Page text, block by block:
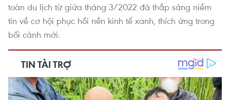
toàn du lịch từ giữa tháng 3/2022 đã thắp sáng niềm
tin về cơ hội phục hồi nền kinh tế xanh, thích ứng trong
bối cảnh mới.